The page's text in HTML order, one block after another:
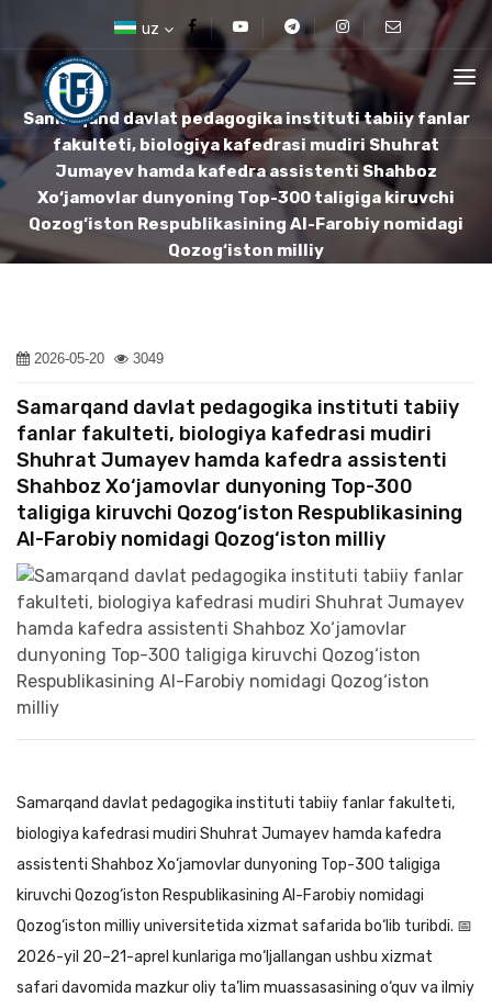
uz
Samarqand davlat pedagogika instituti tabiiy fanlar
fakulteti, biologiya kafedrasi mudiri Shuhrat
Jumayev hamda kafedra assistenti Shahboz
Xo‘jamovlar dunyoning Top-300 taligiga kiruvchi
Qozog‘iston Respublikasining Al-Farobiy nomidagi
Qozog‘iston milliy
2026-05-20 3049
Samarqand davlat pedagogika instituti tabiiy
fanlar fakulteti, biologiya kafedrasi mudiri
Shuhrat Jumayev hamda kafedra assistenti
Shahboz Xo‘jamovlar dunyoning Top-300
taligiga kiruvchi Qozog‘iston Respublikasining
Al-Farobiy nomidagi Qozog‘iston milliy
Samarqand davlat pedagogika instituti tabiiy fanlar fakulteti,
biologiya kafedrasi mudiri Shuhrat Jumayev hamda kafedra
assistenti Shahboz Xo‘jamovlar dunyoning Top-300 taligiga
kiruvchi Qozog‘iston Respublikasining Al-Farobiy nomidagi
Qozog‘iston milliy universitetida xizmat safarida bo‘lib turibdi. 📅
2026-yil 20–21-aprel kunlariga mo‘ljallangan ushbu xizmat
safari davomida mazkur oliy ta’lim muassasasining o‘quv va ilmiy